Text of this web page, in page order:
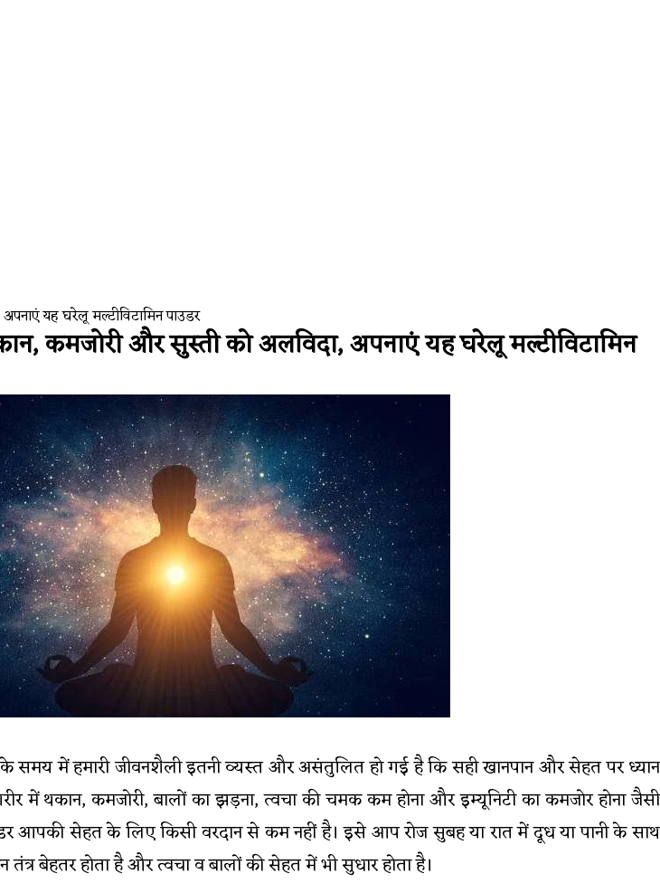
यह घरेलू मल्टीविटामिन पाउडर
कमजोरी और सुस्ती को अलविदा, अपनाएं यह घरेलू मल्टीविटामिन
में हमारी जीवनशैली इतनी व्यस्त और असंतुलित हो गई है कि सही खानपान और सेहत पर ध्यान
में थकान, कमजोरी, बालों का झड़ना, त्वचा की चमक कम होना और इम्यूनिटी का कमजोर होना जैसी
आपकी सेहत के लिए किसी वरदान से कम नहीं है। इसे आप रोज सुबह या रात में दूध या पानी के साथ
बेहतर होता है और त्वचा व बालों की सेहत में भी सुधार होता है।